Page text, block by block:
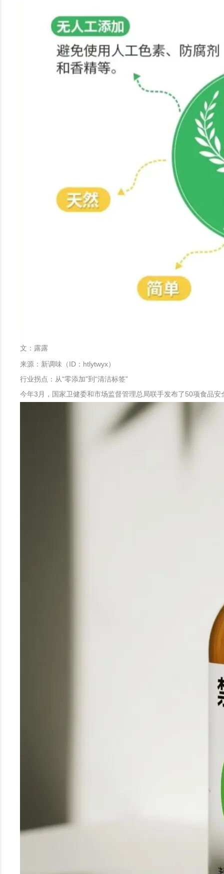
文：露露
来源：新调味（ID：htlytwyx）
行业拐点：从“零添加”到“清洁标签”
今年3月，国家卫健委和市场监督管理总局联手发布了50项食品